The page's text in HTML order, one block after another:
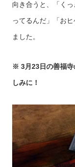
向き合うと、「く
ってるんだ」「お
ました。
※ 3月23日の善福寺
しみに！